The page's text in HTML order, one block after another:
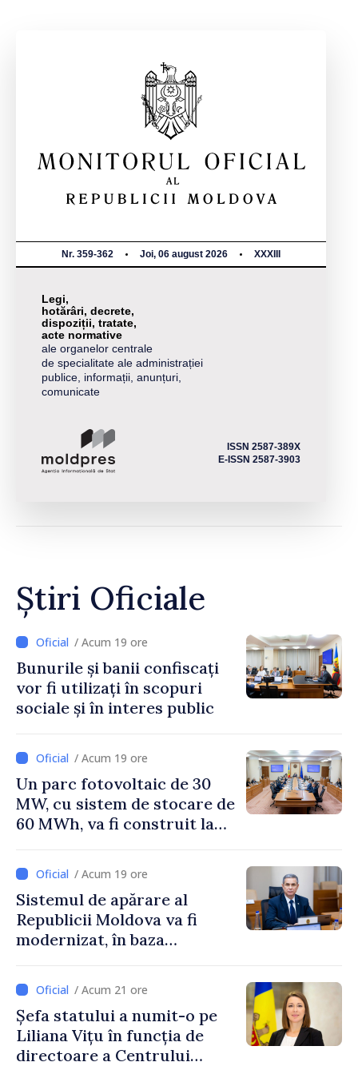
Nr. 359-362 Joi, 06 august 2026 XXXIII
Legi,
hotărâri, decrete,
dispoziții, tratate,
acte normative
ale organelor centrale
de specialitate ale administrației
publice, informații, anunțuri,
comunicate
ISSN 2587-389X
E-ISSN 2587-3903
Știri Oficiale
/ Acum 19 ore
Bunurile și banii confiscați
vor fi utilizați în scopuri
sociale și în interes public
/ Acum 19 ore
Un parc fotovoltaic de 30
MW, cu sistem de stocare de
60 MWh, va fi construit la
/ Acum 19 ore
Sistemul de apărare al
Republicii Moldova va fi
modernizat, în baza
implementare a Strategiei
Naționale de Apărare
/ Acum 21 ore
Șefa statului a numit-o pe
Liliana Vițu în funcția de
directoare a Centrului